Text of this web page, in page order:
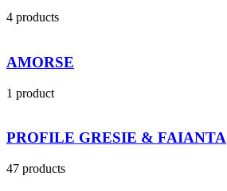
4 products
AMORSE
1 product
PROFILE GRESIE & FAIANTA
47 products